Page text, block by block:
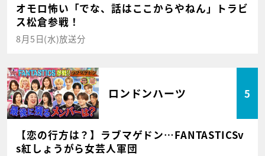
オモロ怖い「でな、話はここからやねん」トラビ
ス松倉参戦！
8月5日(水)放送分
ロンドンハーツ 5
【恋の行方は？】ラブマゲドン…FANTASTICSv
s紅しょうがら女芸人軍団